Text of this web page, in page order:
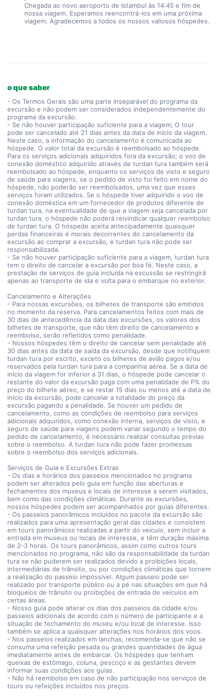
Chegada ao novo aeroporto de Istambul às 14:45 e fim de
nossa viagem. Esperamos reencontrá-los em uma próxima
viagem. Agradecemos a todos os nossos valiosos hóspedes.
o que saber
- Os Termos Gerais são uma parte inseparável do programa da
excursão e não podem ser considerados independentemente do
programa da excursão.
- Se não houver participação suficiente para a viagem; O tour
pode ser cancelado até 21 dias antes da data de início da viagem.
Neste caso, a informação do cancelamento é comunicada ao
hóspede. O valor total da excursão é reembolsado ao hóspede.
Para os serviços adicionais adquiridos fora da excursão; o voo de
conexão doméstico adquirido através de turdan tura também será
reembolsado ao hóspede, enquanto os serviços de visto e seguro
de saúde para viagens, se o pedido de visto foi feito em nome do
hóspede, não poderão ser reembolsados, uma vez que esses
serviços foram utilizados. Se o hóspede tiver adquirido o voo de
conexão doméstica em um fornecedor de produtos diferente de
turdan tura, na eventualidade de que a viagem seja cancelada por
turdan tura, o hóspede não poderá reivindicar qualquer reembolso
de turdan tura. O hóspede aceita antecipadamente quaisquer
perdas financeiras e morais decorrentes do cancelamento da
excursão ao comprar a excursão, e turdan tura não pode ser
responsabilizada.
- Se não houver participação suficiente para a viagem, turdan tura
tem o direito de cancelar a excursão por boa fé. Neste caso, a
prestação de serviços de guia incluída na excussão se restringirá
apenas ao transporte de ida e volta para o embarque no exterior.
Cancelamento e Alterações
- Para nossas excursões, os bilhetes de transporte são emitidos
no momento da reserva. Para cancelamentos feitos com mais de
30 dias de antecedência da data das excursões, os valores dos
bilhetes de transporte, que não têm direito de cancelamento e
reembolso, serão refletidos como penalidade.
- Nossos hóspedes têm o direito de cancelar sem penalidade até
30 dias antes da data de saída da excursão, desde que notifiquem
turdan tura por escrito, exceto os bilhetes de avião pagos e/ou
reservados pela turdan tura para a companhia aérea. Se a data de
início da viagem for inferior a 31 dias, o hóspede pode cancelar o
restante do valor da excursão paga com uma penalidade de P% do
preço do bilhete aéreo, e se restar 15 dias ou menos até a data de
início da excursão, pode cancelar a totalidade do preço da
excursão pagando a penalidade. Se houver um pedido de
cancelamento, como as condições de reembolso para serviços
adicionais adquiridos, como conexão interna, serviços de visto, e
seguro de saúde para viagens podem variar segundo o tempo do
pedido de cancelamento, é necessário realizar consultas prévias
sobre o reembolso. A turdan tura não pode fazer promessas
sobre o reembolso dos serviços adicionais.
Serviços de Guia e Excursões Extras
- Os dias e horários dos passeios mencionados no programa
podem ser alterados pelo guia em função das aberturas e
fechamentos dos museus e locais de interesse a serem visitados,
bem como das condições climáticas. Durante as excursões,
nossos hóspedes podem ser acompanhados por guias diferentes.
- Os passeios panorâmicos incluídos no pacote da excursão são
realizados para uma apresentação geral das cidades e consistem
em tours panorâmicos realizadas a partir do veículo, sem incluir a
entrada em museus ou locais de interesse, e têm duração máxima
de 2-3 horas. Os tours panorâmicos, assim como outros tours
mencionados no programa, não são da responsabilidade da turdan
tura se não puderem ser realizados devido a proibições locais,
intermediárias de trânsito, ou por condições climáticas que tornem
a realização do passeio impossível. Algum passeio pode ser
realizado por transporte público ou a pé nas situações em que há
bloqueios de trânsito ou proibições de entrada de veículos em
certas áreas.
- Nosso guia pode alterar os dias dos passeios da cidade e/ou
passeios adicionais de acordo com o número de participante e a
situação de fechamento do museu e/ou local de interesse. Isso
também se aplica a quaisquer alterações nos horários dos voos.
- Nos passeios realizados em lanchas, recomenda-se que não se
consuma uma refeição pesada ou grandes quantidades de água
imediatamente antes de embarcar. Os hóspedes que tenham
queixas de estômago, coluna, pescoço e as gestantes devem
informar suas condições aos guias.
- Não há reembolso em caso de não participação nos serviços de
tours ou refeições incluídos nos preços.